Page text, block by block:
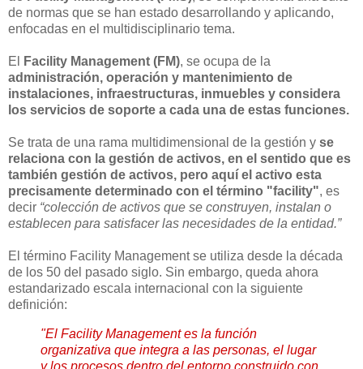
de normas que se han estado desarrollando y aplicando,
enfocadas en el multidisciplinario tema.
El Facility Management (FM), se ocupa de la
administración, operación y mantenimiento de
instalaciones, infraestructuras, inmuebles y considera
los servicios de soporte a cada una de estas funciones.
Se trata de una rama multidimensional de la gestión y se
relaciona con la gestión de activos, en el sentido que es
también gestión de activos, pero aquí el activo esta
precisamente determinado con el término "facility", es
decir “colección de activos que se construyen, instalan o
establecen para satisfacer las necesidades de la entidad.”
El término Facility Management se utiliza desde la década
de los 50 del pasado siglo. Sin embargo, queda ahora
estandarizado escala internacional con la siguiente
definición:
"El Facility Management es la función
organizativa que integra a las personas, el lugar
y los procesos dentro del entorno construido con